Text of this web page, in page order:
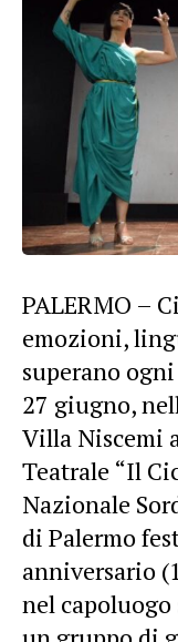
PALERMO –
emozioni,
superano
27 giugno,
Villa Niscemi
Teatrale “Il
Nazionale
di Palermo
anniversario
nel